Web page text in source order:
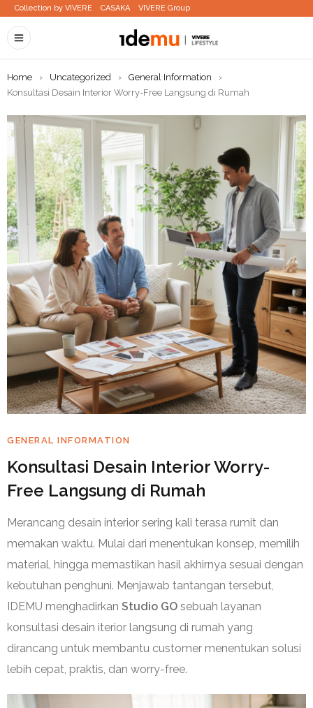
Collection by VIVERE CASAKA VIVERE Group
Home › Uncategorized › General Information
›
Konsultasi Desain Interior Worry-Free Langsung di Rumah
GENERAL INFORMATION
Konsultasi Desain Interior Worry-
Free Langsung di Rumah
Merancang desain interior sering kali terasa rumit dan
memakan waktu. Mulai dari menentukan konsep, memilih
material, hingga memastikan hasil akhirnya sesuai dengan
kebutuhan penghuni. Menjawab tantangan tersebut,
IDEMU menghadirkan Studio GO sebuah layanan
konsultasi desain iterior langsung di rumah yang
dirancang untuk membantu customer menentukan solusi
lebih cepat, praktis, dan worry-free.